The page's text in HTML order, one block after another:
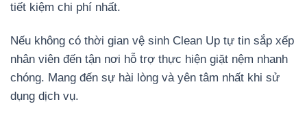
tiết kiệm chi phí nhất.
Nếu không có thời gian vệ sinh Clean Up tự tin sắp xếp
nhân viên đến tận nơi hỗ trợ thực hiện giặt nệm nhanh
chóng. Mang đến sự hài lòng và yên tâm nhất khi sử
dụng dịch vụ.